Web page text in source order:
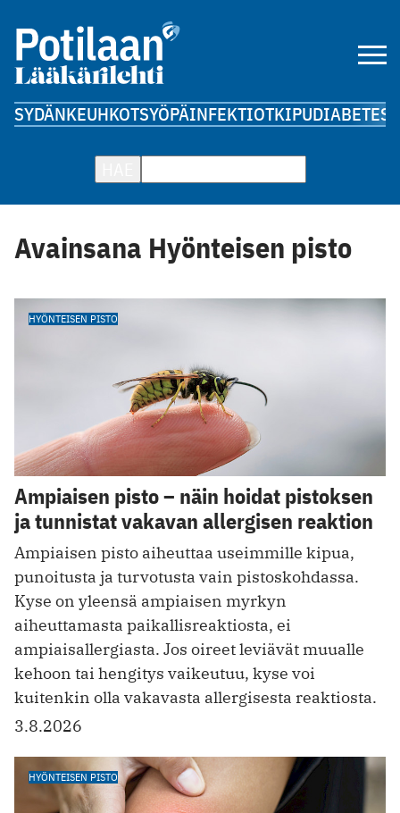
SYDÄNKEUHKOTSYÖPÄINFEKTIOTKIPUDIABETES
Avainsana Hyönteisen pisto
HYÖNTEISEN PISTO
Ampiaisen pisto – näin hoidat pistoksen
ja tunnistat vakavan allergisen reaktion
Ampiaisen pisto aiheuttaa useimmille kipua,
punoitusta ja turvotusta vain pistoskohdassa.
Kyse on yleensä ampiaisen myrkyn
aiheuttamasta paikallisreaktiosta, ei
ampiaisallergiasta. Jos oireet leviävät muualle
kehoon tai hengitys vaikeutuu, kyse voi
kuitenkin olla vakavasta allergisesta reaktiosta.
3.8.2026
HYÖNTEISEN PISTO